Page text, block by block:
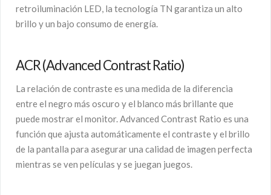
retroiluminación LED, la tecnología TN garantiza un alto
brillo y un bajo consumo de energía.
ACR (Advanced Contrast Ratio)
La relación de contraste es una medida de la diferencia
entre el negro más oscuro y el blanco más brillante que
puede mostrar el monitor. Advanced Contrast Ratio es una
función que ajusta automáticamente el contraste y el brillo
de la pantalla para asegurar una calidad de imagen perfecta
mientras se ven películas y se juegan juegos.